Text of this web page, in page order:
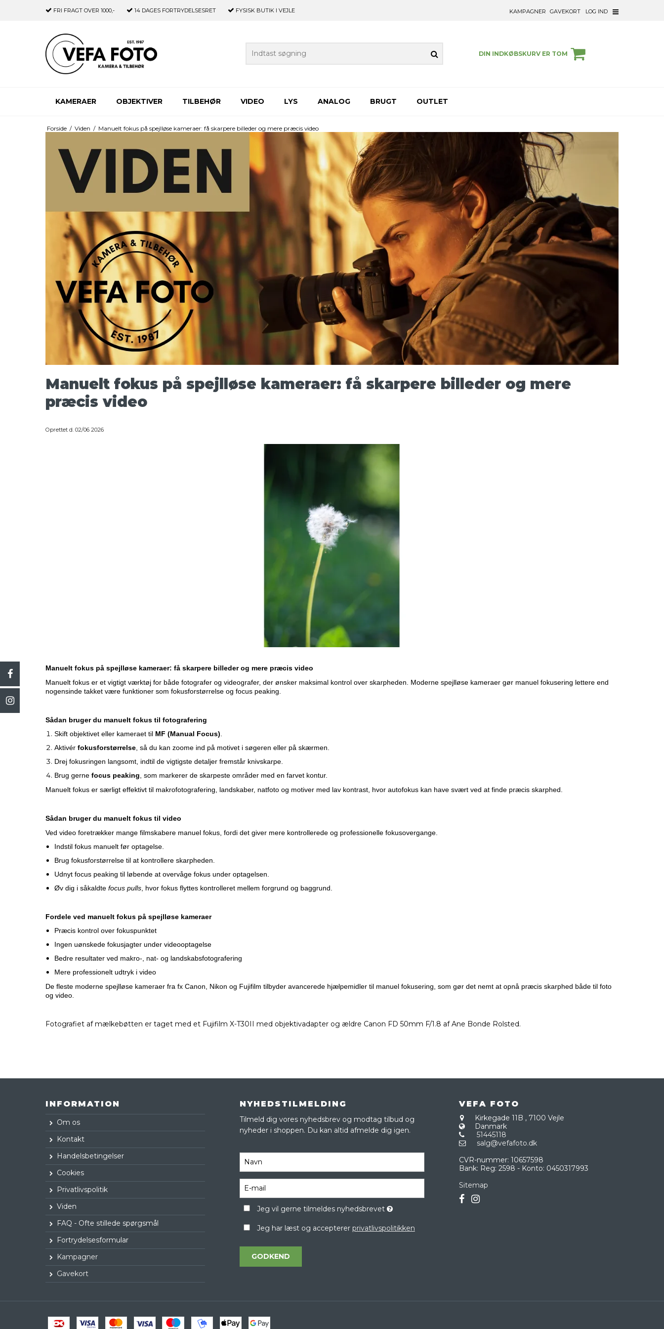
FRI FRAGT OVER 1000,- 14 DAGES FORTRYDELSESRET FYSISK BUTIK I VEJLE KAMPAGNER GAVEKORT LOG IND
DIN INDKØBSKURV ER TOM
KAMERAER OBJEKTIVER TILBEHØR VIDEO LYS ANALOG BRUGT OUTLET
Forside / Viden / Manuelt fokus på spejlløse kameraer: få skarpere billeder og mere præcis video
Manuelt fokus på spejlløse kameraer: få skarpere billeder og mere
præcis video
Oprettet d. 02/06 2026
Manuelt fokus på spejlløse kameraer: få skarpere billeder og mere præcis video
Manuelt fokus er et vigtigt værktøj for både fotografer og videografer, der ønsker maksimal kontrol over skarpheden. Moderne spejlløse kameraer gør manuel fokusering lettere end
nogensinde takket være funktioner som fokusforstørrelse og focus peaking.
Sådan bruger du manuelt fokus til fotografering
Skift objektivet eller kameraet til MF (Manual Focus)
Aktivér fokusforstørrelse, så du kan zoome ind på motivet i søgeren eller på skærmen.
Drej fokusringen langsomt, indtil de vigtigste detaljer fremstår knivskarpe.
Brug gerne focus peaking , som markerer de skarpeste områder med en farvet kontur.
Manuelt fokus er særligt effektivt til makrofotografering, landskaber, natfoto og motiver med lav kontrast, hvor autofokus kan have svært ved at finde præcis skarphed.
Sådan bruger du manuelt fokus til video
Ved video foretrækker mange filmskabere manuel fokus, fordi det giver mere kontrollerede og professionelle fokusovergange.
Indstil fokus manuelt før optagelse.
Brug fokusforstørrelse til at kontrollere skarpheden.
Udnyt focus peaking til løbende at overvåge fokus under optagelsen.
Øv dig i såkaldte focus pulls, hvor fokus flyttes kontrolleret mellem forgrund og baggrund.
Fordele ved manuelt fokus på spejlløse kameraer
Præcis kontrol over fokuspunktet
Ingen uønskede fokusjagter under videooptagelse
Bedre resultater ved makro-, nat- og landskabsfotografering
Mere professionelt udtryk i video
De fleste moderne spejlløse kameraer fra fx Canon, Nikon og Fujifilm tilbyder avancerede hjælpemidler til manuel fokusering, som gør det nemt at opnå præcis skarphed både til foto
og video.
Fotografiet af mælkebøtten er taget med et Fujifilm X-T30II med objektivadapter og ældre Canon FD 50mm F/1.8 af Ane Bonde Rolsted.
INFORMATION
Om os
Kontakt
Handelsbetingelser
Cookies
Privatlivspolitik
Viden
FAQ - Ofte stillede spørgsmål
Fortrydelsesformular
Kampagner
Gavekort
NYHEDSTILMELDING
Tilmeld dig vores nyhedsbrev og modtag tilbud og
nyheder i shoppen. Du kan altid afmelde dig igen.
Jeg vil gerne tilmeldes nyhedsbrevet
Jeg har læst og accepterer privatlivspolitikken
GODKEND
VEFA FOTO
Kirkegade 11B ,7100 Vejle
Danmark
51445118
salg@vefafoto.dk
CVR-nummer: 10657598
Bank: Reg: 2598 - Konto: 0450317993
Sitemap